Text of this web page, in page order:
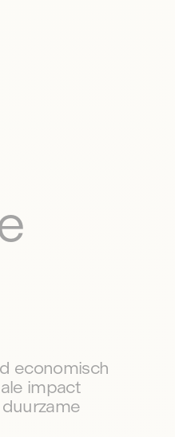
economisch
impact